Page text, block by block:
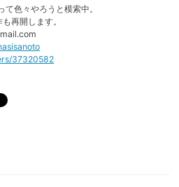
ログ
Pro
色々やろうと模索中。
再開します。
37320582